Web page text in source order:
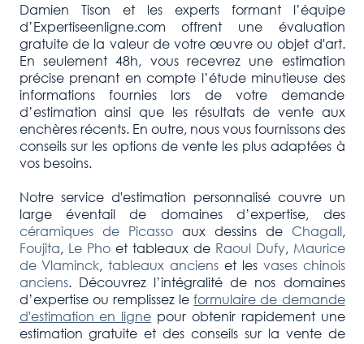
Damien Tison et les experts formant l’équipe
d’Expertiseenligne.com offrent une évaluation
gratuite de la valeur de votre œuvre ou objet d'art.
En seulement 48h, vous recevrez une estimation
précise prenant en compte l’étude minutieuse des
informations fournies lors de votre demande
d’estimation ainsi que les résultats de vente aux
enchères récents. En outre, nous vous fournissons des
conseils sur les options de vente les plus adaptées à
vos besoins.
Notre service d'estimation personnalisé couvre un
large éventail de domaines d’expertise, des
céramiques de Picassoaux dessins de Chagall,
Foujita, Le Phoet tableaux de Raoul Dufy, Maurice
de Vlaminck,tableaux anciens et les vases chinois
anciens. Découvrez l’intégralité de nos domaines
d’expertise ou remplissez leformulaire de demande
d'estimation en ligne pour obtenir rapidement une
estimation gratuite et des conseils sur la vente de